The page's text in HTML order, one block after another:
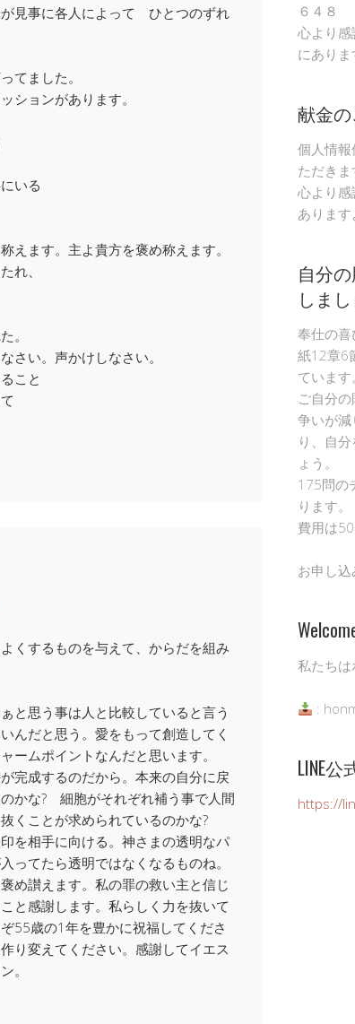
見事に各人によって ひとつのずれ
てました。
ションがあります。
いる
ます。主よ貴方を褒め称えます。
れ、
。
い。声かけしなさい。
こと
くするものを与えて、からだを組み
と思う事は人と比較していると言う
んだと思う。愛をもって創造してく
ームポイントなんだと思います。
完成するのだから。本来の自分に戻
かな? 細胞がそれぞれ補う事で人間
くことが求められているのかな?
を相手に向ける。神さまの透明なパ
ってたら透明ではなくなるものね。
め讃えます。私の罪の救い主と信じ
と感謝します。私らしく力を抜いて
55歳の1年を豊かに祝福してくださ
り変えてください。感謝してイエス
。
６４８
心より
にありま
献金
個人情
ただきま
心より
あります
自分
しま
奉仕の
紙12章6
ています。
ご自分
争いが
り、自
ょう。
175問の
ります。
費用は
お申し
私たち
:
LINE
https://